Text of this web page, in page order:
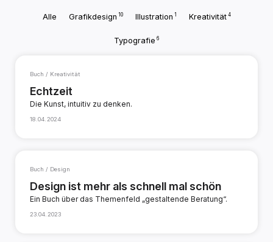
Alle Grafikdesign 10 Illustration 1 Kreativität4
Typografie 6
Buch / Kreativität
Echtzeit
Die Kunst, intuitiv zu denken.
18.04.2024
Buch / Design
Design ist mehr als schnell mal schön
Ein Buch über das Themenfeld „gestaltende Beratung“.
23.04.2023